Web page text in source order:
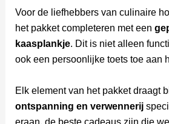
Voor de liefhebbers van culinaire
het pakket completeren met een
kaasplankje. Dit is niet alleen
ook een persoonlijke toets toe aan
Elk element van het pakket draagt
ontspanning en verwennerij
eraan, de beste cadeaus zijn die